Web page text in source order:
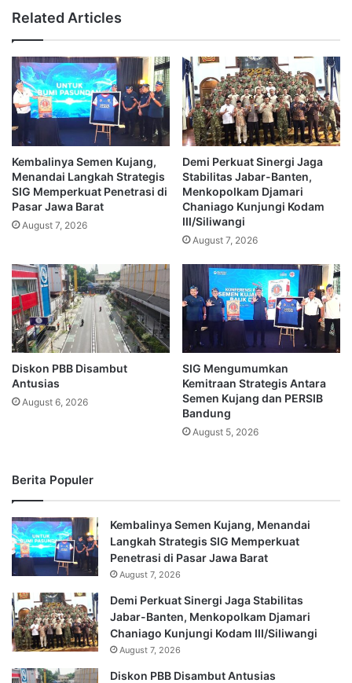
Related Articles
Kembalinya Semen Kujang,
Menandai Langkah Strategis
SIG Memperkuat Penetrasi di
Pasar Jawa Barat
August 7, 2026
Demi Perkuat Sinergi Jaga
Stabilitas Jabar-Banten,
Menkopolkam Djamari
Chaniago Kunjungi Kodam
III/Siliwangi
August 7, 2026
Diskon PBB Disambut
Antusias
August 6, 2026
SIG Mengumumkan
Kemitraan Strategis Antara
Semen Kujang dan PERSIB
Bandung
August 5, 2026
Berita Populer
Kembalinya Semen Kujang, Menandai
Langkah Strategis SIG Memperkuat
Penetrasi di Pasar Jawa Barat
August 7, 2026
Demi Perkuat Sinergi Jaga Stabilitas
Jabar-Banten, Menkopolkam Djamari
Chaniago Kunjungi Kodam III/Siliwangi
August 7, 2026
Diskon PBB Disambut Antusias